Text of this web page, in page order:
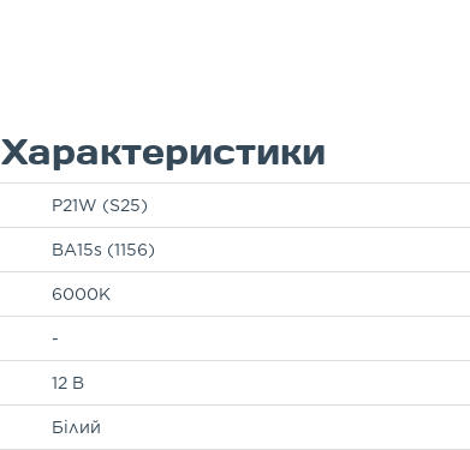
Характеристики
P21W (S25)
BA15s (1156)
6000K
-
12 В
Білий